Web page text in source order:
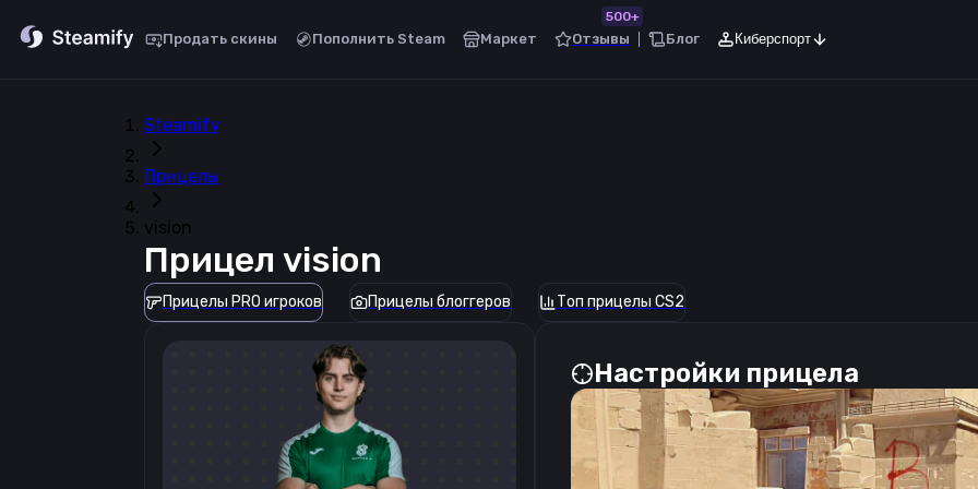
Продать скины Пополнить Steam Маркет Отзывы
500+
Блог Киберспорт
Steamify
Прицелы
vision
Прицел vision
Прицелы PRO игроков Прицелы блоггеров Топ прицелы CS2
Настройки прицела